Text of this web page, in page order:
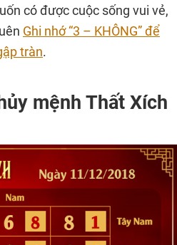
có được cuộc sống vui vẻ,
Ghi nhớ “3 – KHÔNG” để
tràn.
mệnh Thất Xích